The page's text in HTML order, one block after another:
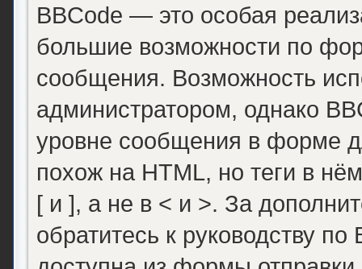
BBCode — это особая
большие возможности по
сообщения. Возможность
администратором, однако
уровне сообщения в форме
похож на HTML, но теги в
[ и ], а не в < и >. За
обратитесь к руководству